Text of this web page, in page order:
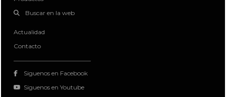
Buscar en la web
Actualidad
Contacto
Siguenos en Facebook
Siguenos en Youtube